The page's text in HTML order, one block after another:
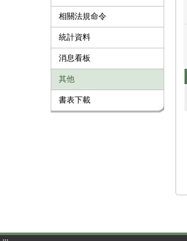
相關法規命令
統計資料
消息看板
其他
書表下載